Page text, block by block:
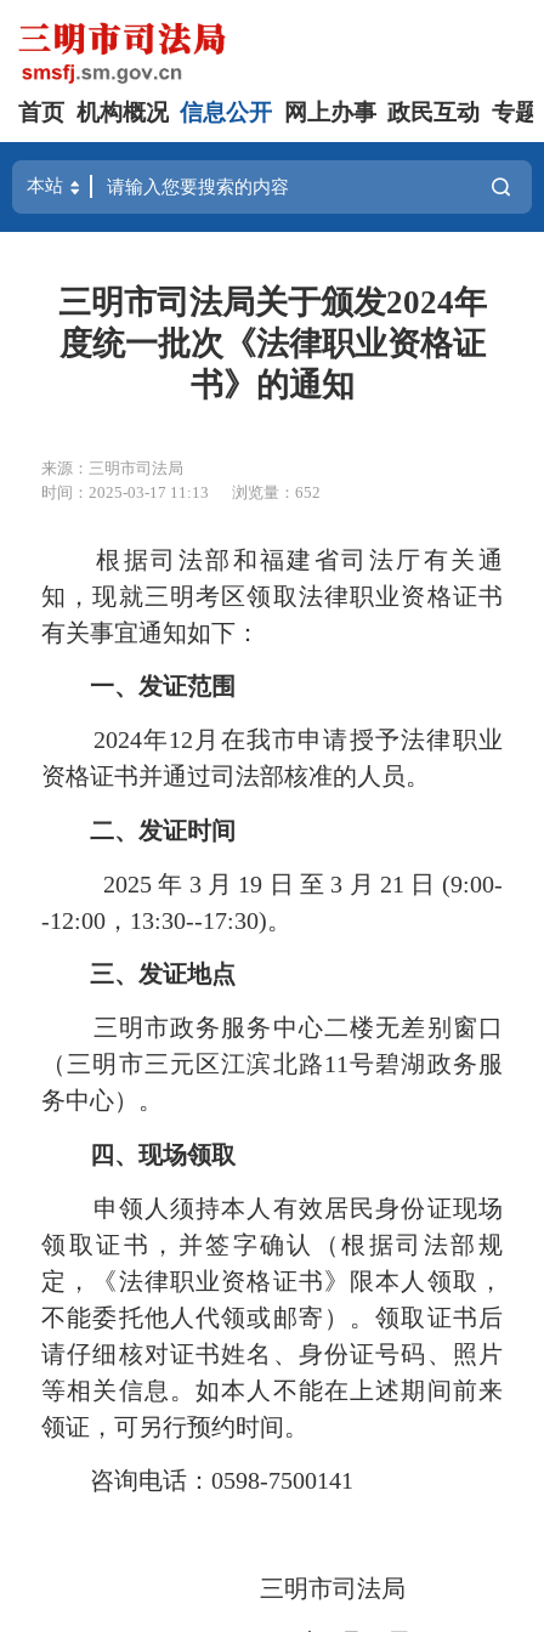
首页 机构概况 信息公开 网上办事 政民互动 专题
三明市司法局关于颁发2024年
度统一批次《法律职业资格证
书》的通知
来源：三明市司法局
时间：2025-03-17 11:13
浏览量：652
根据司法部和福建省司法厅有关通
知，现就三明考区领取法律职业资格证书
有关事宜通知如下：
一、发证范围
2024年12月在我市申请授予法律职业
资格证书并通过司法部核准的人员。
二、发证时间
2025年3月19日至3月21日(9:00-
-12:00，13:30--17:30)。
三、发证地点
三明市政务服务中心二楼无差别窗口
（三明市三元区江滨北路11号碧湖政务服
务中心）。
四、现场领取
申领人须持本人有效居民身份证现场
领取证书，并签字确认（根据司法部规
定，《法律职业资格证书》限本人领取，
不能委托他人代领或邮寄）。领取证书后
请仔细核对证书姓名、身份证号码、照片
等相关信息。如本人不能在上述期间前来
领证，可另行预约时间。
咨询电话：0598-7500141
三明市司法局